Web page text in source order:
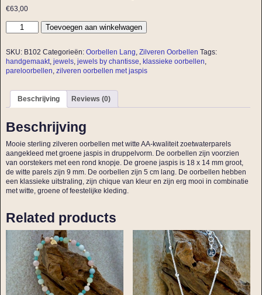
€63,00
Toevoegen aan winkelwagen
SKU: B102 Categorieën: Oorbellen Lang, Zilveren Oorbellen Tags:
handgemaakt, jewels, jewels by chantisse, klassieke oorbellen,
pareloorbellen, zilveren oorbellen met jaspis
Beschrijving Reviews (0)
Beschrijving
Mooie sterling zilveren oorbellen met witte AA-kwaliteit zoetwaterparels
aangekleed met groene jaspis in druppelvorm. De oorbellen zijn voorzien
van oorstekers met een rond knopje. De groene jaspis is 18 x 14 mm groot,
de witte parels zijn 9 mm. De oorbellen zijn 5 cm lang. De oorbellen hebben
een klassieke uitstraling, zijn chique van kleur en zijn erg mooi in combinatie
met witte, groene of feestelijke kleding.
Related products